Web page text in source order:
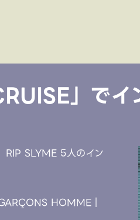
」でイ
RIP SLYME 5人のイン
HOMME｜